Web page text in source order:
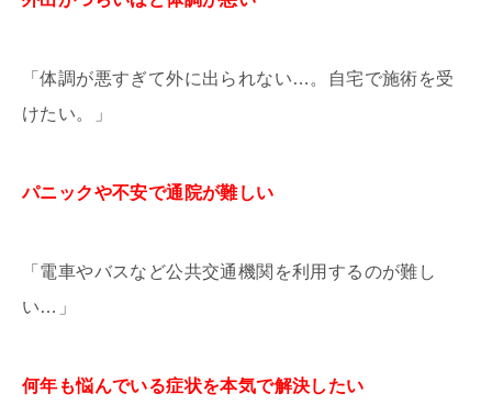
「体調が悪すぎて外に出られない…。自宅で施術を受
けたい。」
パニックや不安で通院が難しい
「電車やバスなど公共交通機関を利用するのが難し
い…」
何年も悩んでいる症状を本気で解決したい